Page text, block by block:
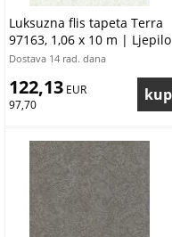
Luksuzna flis tapeta Terra
97163, 1,06 x 10 m | Ljepilo
besplatno
Dostava 14 rad. dana
122,13 EUR
97,70